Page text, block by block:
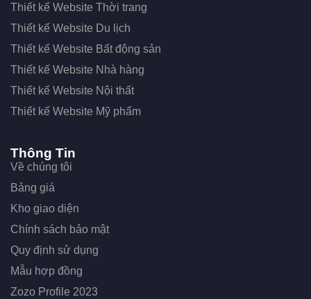
Thiết kế Website Thời trang
Thiết kế Website Du lịch
Thiết kế Website Bất động sản
Thiết kế Website Nhà hàng
Thiết kế Website Nội thất
Thiết kế Website Mỹ phẩm
Thông Tin
Về chúng tôi
Bảng giá
Kho giao diện
Chính sách bảo mật
Quy định sử dụng
Mẫu hợp đồng
Zozo Profile 2023